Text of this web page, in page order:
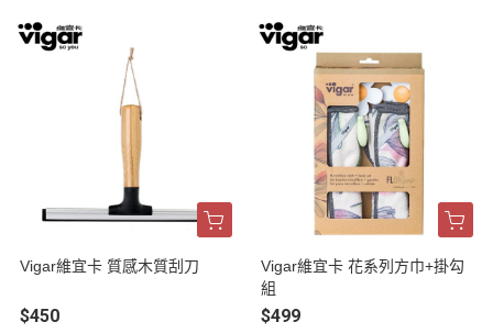
Vigar維宜卡 質感木質刮刀
$450
Vigar維宜卡 花系列方巾+掛勾
組
$499